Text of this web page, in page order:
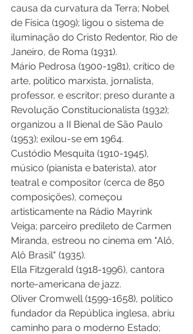
causa da curvatura da Terra; Nobel
de Física (1909); ligou o sistema de
iluminação do Cristo Redentor, Rio de
Janeiro, de Roma (1931).
Mário Pedrosa (1900-1981), crítico de
arte, político marxista, jornalista,
professor, e escritor; preso durante a
Revolução Constitucionalista (1932);
organizou a II Bienal de São Paulo
(1953); exilou-se em 1964.
Custódio Mesquita (1910-1945),
músico (pianista e baterista), ator
teatral e compositor (cerca de 850
composições), começou
artisticamente na Rádio Mayrink
Veiga; parceiro predileto de Carmen
Miranda, estreou no cinema em "Alô,
Alô Brasil" (1935).
Ella Fitzgerald (1918-1996), cantora
norte-americana de jazz.
Oliver Cromwell (1599-1658), político
fundador da República inglesa, abriu
caminho para o moderno Estado;